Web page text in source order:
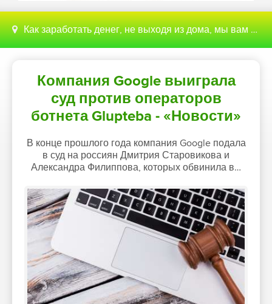
Как заработать денег, не выходя из дома, мы вам поможем с этим разобраться
Компания Google выиграла
суд против операторов
ботнета Glupteba - «Новости»
В конце прошлого года компания Google подала
в суд на россиян Дмитрия Старовикова и
Александра Филиппова, которых обвинила в…